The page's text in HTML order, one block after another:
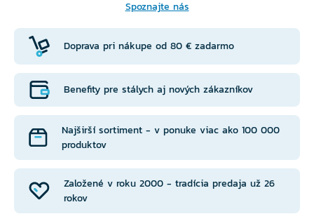
Spoznajte nás
Doprava pri nákupe od 80 € zadarmo
Založené v roku 2000 - tradícia predaja už 26
rokov
Benefity pre stálych aj nových zákazníkov
Najširší sortiment - v ponuke viac ako 100 000
produktov